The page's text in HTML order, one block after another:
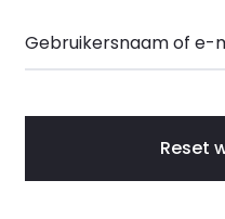
h
t
w
o
Gebruikersnaam of e-
Reset